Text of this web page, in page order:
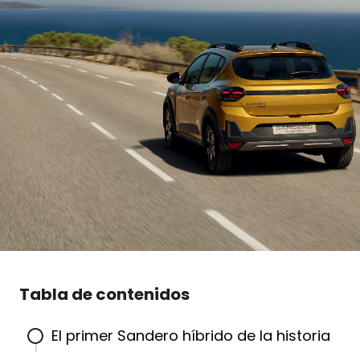
Tabla de contenidos
El primer Sandero híbrido de la historia